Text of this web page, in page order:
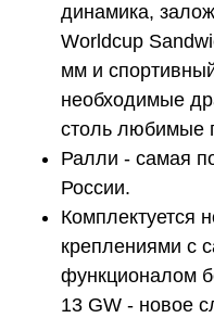
динамика,
Worldcup
мм и
необходимые
столь любимые
Ралли - самая
России.
Комплектуется
креплениями с
функционалом
13 GW - новое